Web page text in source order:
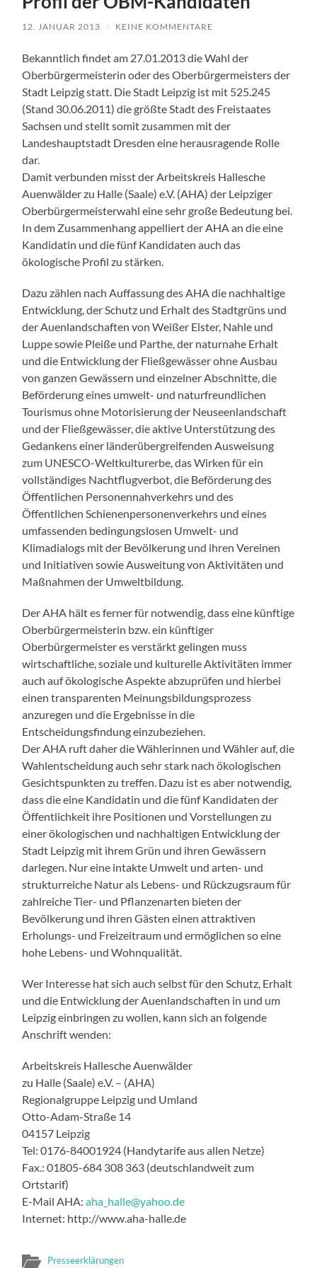
12. JANUAR 2013 / KEINE KOMMENTARE
Bekanntlich findet am 27.01.2013 die Wahl der
Oberbürgermeisterin oder des Oberbürgermeisters der
Stadt Leipzig statt. Die Stadt Leipzig ist mit 525.245
(Stand 30.06.2011) die größte Stadt des Freistaates
Sachsen und stellt somit zusammen mit der
Landeshauptstadt Dresden eine herausragende Rolle
dar.
Damit verbunden misst der Arbeitskreis Hallesche
Auenwälder zu Halle (Saale) e.V. (AHA) der Leipziger
Oberbürgermeisterwahl eine sehr große Bedeutung bei.
In dem Zusammenhang appelliert der AHA an die eine
Kandidatin und die fünf Kandidaten auch das
ökologische Profil zu stärken.
Dazu zählen nach Auffassung des AHA die nachhaltige
Entwicklung, der Schutz und Erhalt des Stadtgrüns und
der Auenlandschaften von Weißer Elster, Nahle und
Luppe sowie Pleiße und Parthe, der naturnahe Erhalt
und die Entwicklung der Fließgewässer ohne Ausbau
von ganzen Gewässern und einzelner Abschnitte, die
Beförderung eines umwelt- und naturfreundlichen
Tourismus ohne Motorisierung der Neuseenlandschaft
und der Fließgewässer, die aktive Unterstützung des
Gedankens einer länderübergreifenden Ausweisung
zum UNESCO-Weltkulturerbe, das Wirken für ein
vollständiges Nachtflugverbot, die Beförderung des
Öffentlichen Personennahverkehrs und des
Öffentlichen Schienenpersonenverkehrs und eines
umfassenden bedingungslosen Umwelt- und
Klimadialogs mit der Bevölkerung und ihren Vereinen
und Initiativen sowie Ausweitung von Aktivitäten und
Maßnahmen der Umweltbildung.
Der AHA hält es ferner für notwendig, dass eine künftige
Oberbürgermeisterin bzw. ein künftiger
Oberbürgermeister es verstärkt gelingen muss
wirtschaftliche, soziale und kulturelle Aktivitäten immer
auch auf ökologische Aspekte abzuprüfen und hierbei
einen transparenten Meinungsbildungsprozess
anzuregen und die Ergebnisse in die
Entscheidungsfindung einzubeziehen.
Der AHA ruft daher die Wählerinnen und Wähler auf, die
Wahlentscheidung auch sehr stark nach ökologischen
Gesichtspunkten zu treffen. Dazu ist es aber notwendig,
dass die eine Kandidatin und die fünf Kandidaten der
Öffentlichkeit ihre Positionen und Vorstellungen zu
einer ökologischen und nachhaltigen Entwicklung der
Stadt Leipzig mit ihrem Grün und ihren Gewässern
darlegen. Nur eine intakte Umwelt und arten- und
strukturreiche Natur als Lebens- und Rückzugsraum für
zahlreiche Tier- und Pflanzenarten bieten der
Bevölkerung und ihren Gästen einen attraktiven
Erholungs- und Freizeitraum und ermöglichen so eine
hohe Lebens- und Wohnqualität.
Wer Interesse hat sich auch selbst für den Schutz, Erhalt
und die Entwicklung der Auenlandschaften in und um
Leipzig einbringen zu wollen, kann sich an folgende
Anschrift wenden:
Arbeitskreis Hallesche Auenwälder
zu Halle (Saale) e.V. – (AHA)
Regionalgruppe Leipzig und Umland
Otto-Adam-Straße 14
04157 Leipzig
Tel: 0176-84001924 (Handytarife aus allen Netze)
Fax.: 01805-684 308 363 (deutschlandweit zum
Ortstarif)
E-Mail AHA:aha_halle@yahoo.de
Internet: http://www.aha-halle.de
Presseerklärungen